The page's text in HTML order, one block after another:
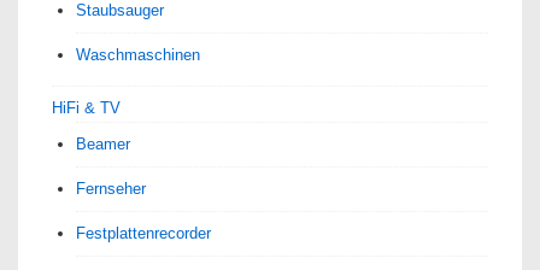
Staubsauger
Waschmaschinen
HiFi & TV
Beamer
Fernseher
Festplattenrecorder